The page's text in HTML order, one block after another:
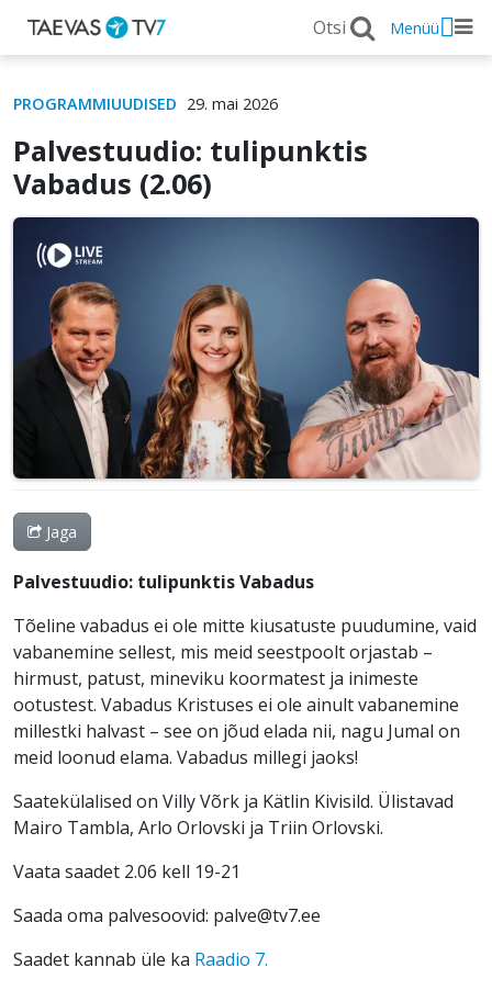
Menüü
PROGRAMMIUUDISED 29. mai 2026
Palvestuudio: tulipunktis
Vabadus (2.06)
Jaga
Palvestuudio: tulipunktis Vabadus
Tõeline vabadus ei ole mitte kiusatuste puudumine, vaid
vabanemine sellest, mis meid seestpoolt orjastab –
hirmust, patust, mineviku koormatest ja inimeste
ootustest. Vabadus Kristuses ei ole ainult vabanemine
millestki halvast – see on jõud elada nii, nagu Jumal on
meid loonud elama. Vabadus millegi jaoks!
Saatekülalised on Villy Võrk ja Kätlin Kivisild. Ülistavad
Mairo Tambla, Arlo Orlovski ja Triin Orlovski.
Vaata saadet 2.06 kell 19-21
Saada oma palvesoovid: palve@tv7.ee
Saadet kannab üle ka Raadio 7.